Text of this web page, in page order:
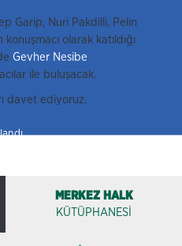
Garip, Nuri Pakdilli, Pelin
olarak katıldığı
Gevher Nesibe
ile buluşacak.
davet ediyoruz.
MERKEZ HALK
KÜTÜPHANESİ